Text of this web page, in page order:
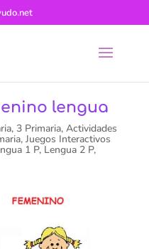
lengua
, 3 Primaria, Actividades
, Juegos Interactivos
1 P, Lengua 2 P,